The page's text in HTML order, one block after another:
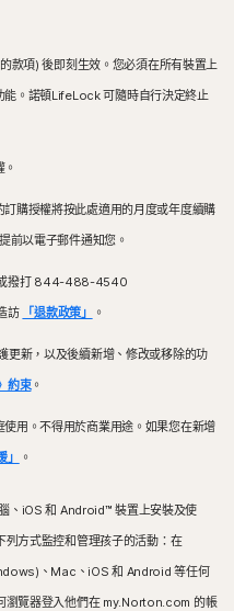
款項) 後即刻生效。您必須在所有裝置上
能。諾頓LifeLock 可隨時自行決定終止
購授權將按此處適用的月度或年度續購
前以電子郵件通知您。
或撥打 844-488-4540
訪 「退款政策」 。
更新，以及後續新增、修改或移除的功
約束。
用。不得用於商業用途。如果您在新增
」 。
、iOS 和 Android™ 裝置上安裝及使
列方式監控和管理孩子的活動：在
、Mac、iOS 和 Android 等任何
瀏覽器登入他們在 my.Norton.com 的帳